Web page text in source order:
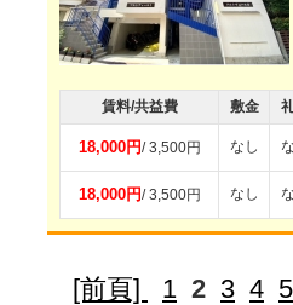
賃料/共益費 敷金
18,000円/ 3,500円 なし
18,000円/ 3,500円 なし
[前頁] 1 2 3 4 5